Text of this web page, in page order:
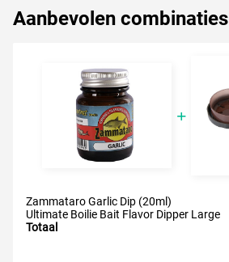
Aanbevolen combinaties
Zammataro Garlic Dip (20ml)
Ultimate Boilie Bait Flavor Dipper Large
Totaal